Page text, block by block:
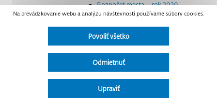
Rozpočet mesta – rok 2020
Rozpočet mesta – rok 2021
Rozpočet mesta – rok 2023
Rozpočet mesta – rok 2024
Rozpočet mesta – rok 2026
Strategické dokumenty
Transparentnosť a výdavky na štátnu reklamu
Úradná tabuľa
Na prevádzkovanie webu a analýzu návštevnosti používame súbory cookies.
Povoliť všetko
Odmietnuť
Upraviť